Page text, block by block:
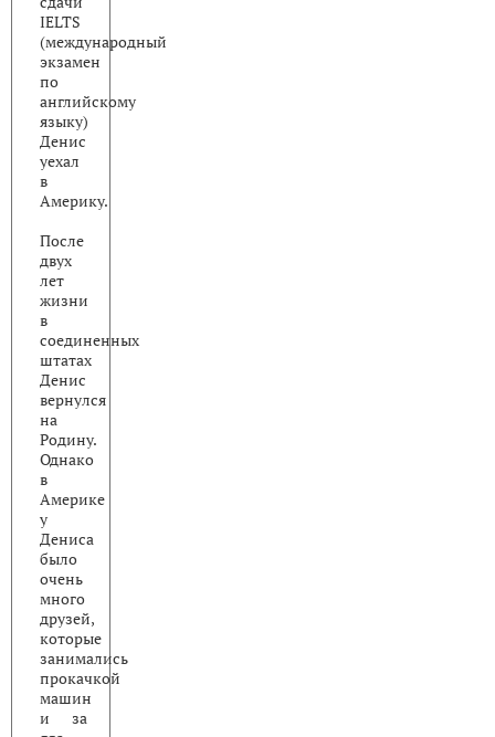
IELTS
(международный
экзамен
по
английскому
языку)
Денис
уехал
в
Америку.
После
двух
лет
жизни
в
соединенных
штатах
Денис
вернулся
на
Родину.
Однако
в
Америке
у
Дениса
было
очень
много
друзей,
которые
занимались
прокачкой
машин
и за